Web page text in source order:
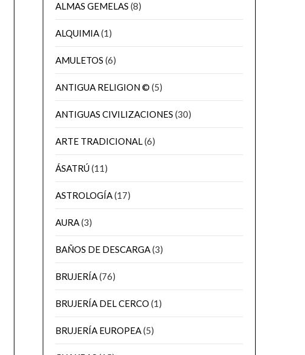
ALMAS GEMELAS (8)
ALQUIMIA(1)
AMULETOS (6)
ANTIGUA RELIGION © (5)
ANTIGUAS CIVILIZACIONES (30)
ARTE TRADICIONAL(6)
ÁSATRÚ(11)
ASTROLOGÍA(17)
AURA(3)
BAÑOS DE DESCARGA(3)
BRUJERÍA(76)
BRUJERÍA DEL CERCO (1)
BRUJERÍA EUROPEA(5)